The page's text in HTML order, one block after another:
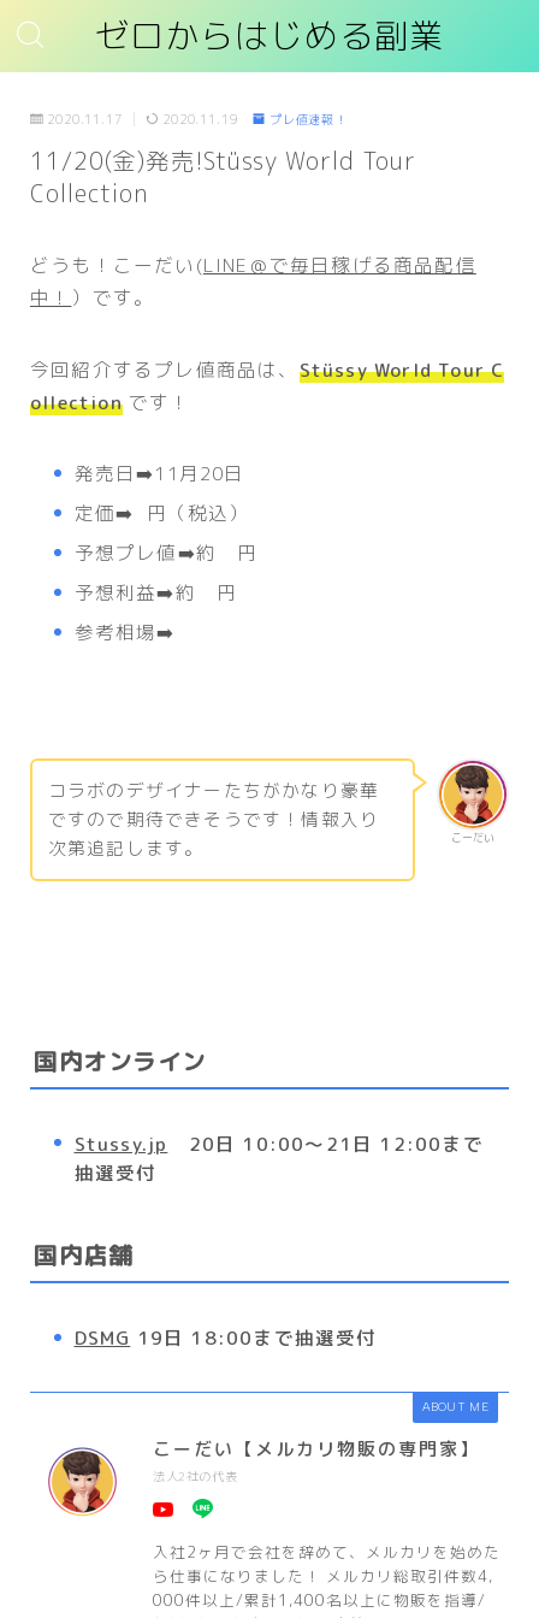
ゼロからはじめる副業
2020.11.17 2020.11.19 プレ値速報！
11/20(金)発売!Stüssy World Tour
Collection
どうも！こーだい(LINE＠で毎日稼げる商品配信
中！ ）です。
今回紹介するプレ値商品は、 Stüssy World Tour C
ollectionです！
発売日➡️11月20日
定価➡️ 円（税込）
予想プレ値➡️約 円
予想利益➡️約 円
参考相場➡️
こーだい
コラボのデザイナーたちがかなり豪華
ですので期待できそうです！情報入り
次第追記します。
国内オンライン
Stussy.jp
20日 10:00～21日 12:00まで
抽選受付
国内店舗
DSMG 19日 18:00まで抽選受付
ABOUT ME
こーだい【メルカリ物販の専門家】
法人2社の代表
入社2ヶ月で会社を辞めて、メルカリを始めた
ら仕事になりました！ メルカリ総取引件数4,
000件以上/累計1,400名以上に物販を指導/